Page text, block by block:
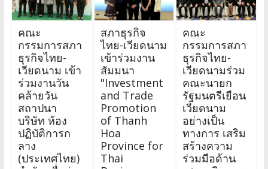
คณะ
กรรมการสภา
ธุรกิจไทย-
เวียดนาม เข้า
ร่วมงานวัน
คล้ายวัน
สถาปนา
บริษัท ห้อง
ปฏิบัติการก
ลาง
(ประเทศไทย)
สภาธุรกิจ
ไทย-เวียดนาม
เข้าร่วมงาน
สัมมนา
"Investment
and Trade
Promotion
of Thanh
Hoa
Province for
Thai
คณะ
กรรมการสภา
ธุรกิจไทย-
เวียดนามร่วม
คณะนายก
รัฐมนตรีเยือน
เวียดนาม
อย่างเป็น
ทางการ เสริม
สร้างความ
ร่วมมือด้าน